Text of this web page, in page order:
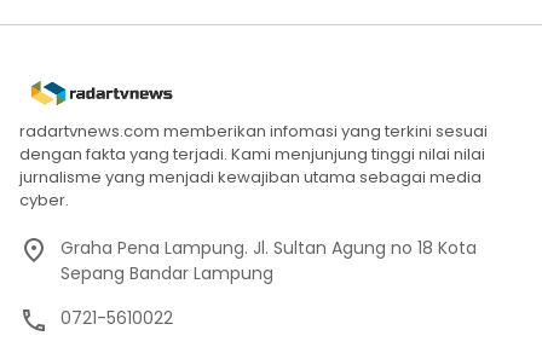
radartvnews.com memberikan infomasi yang terkini sesuai
dengan fakta yang terjadi. Kami menjunjung tinggi nilai nilai
jurnalisme yang menjadi kewajiban utama sebagai media
cyber.
Graha Pena Lampung. Jl. Sultan Agung no 18 Kota
Sepang Bandar Lampung
0721-5610022